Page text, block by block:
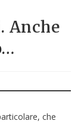
Anche
che